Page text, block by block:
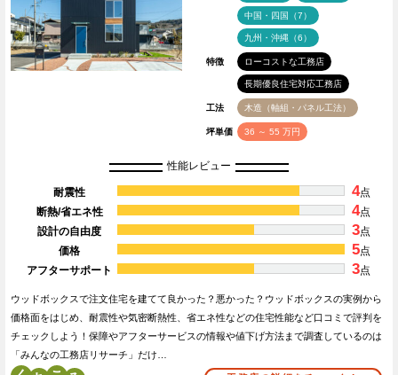
中国・四国（7）
九州・沖縄（6）
特徴 ローコストな工務店
長期優良住宅対応工務店
工法 木造（軸組・パネル工法）
坪単価 36 ～ 55 万円
性能レビュー
耐震性 4点
断熱/省エネ性
4点
設計の自由度
3点
価格
5点
アフターサポート
3点
ウッドボックスで注文住宅を建てて良かった？悪かった？ウッドボックスの実例から
価格面をはじめ、耐震性や気密断熱性、省エネ性などの住宅性能など口コミで評判を
チェックしよう！保障やアフターサービスの情報や値下げ方法まで調査しているのは
「みんなの工務店リサーチ」だけ…